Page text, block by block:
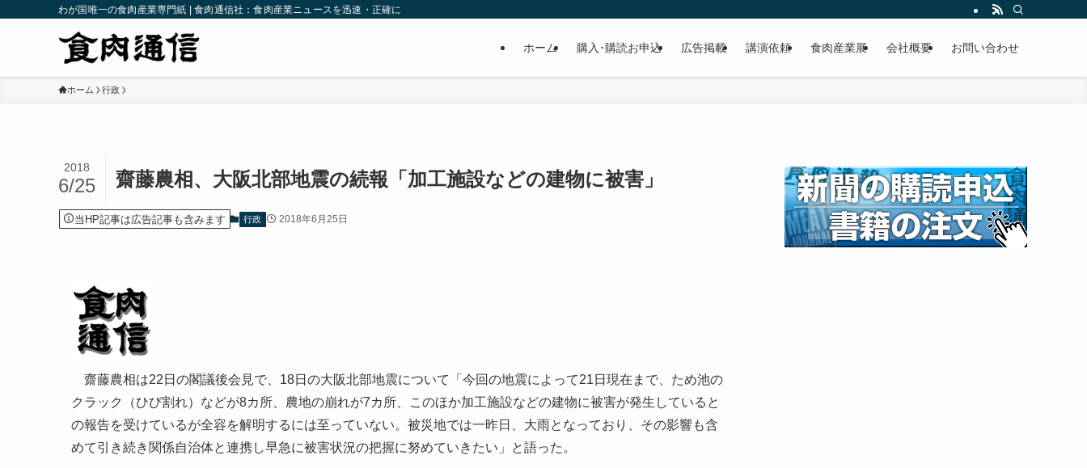
わが国唯一の食肉産業専門紙 | 食肉通信社：食肉産業ニュースを迅速・正確に
ホーム 購入･購読お申込 広告掲載 講演依頼 食肉産業展 会社概要 お問い合わせ
ホーム 行政
齋藤農相、大阪北部地震の続報「加工施設などの建物に被害」
2018
6/25
当HP記事は広告記事も含みます 行政 2018年6月25日
齋藤農相は22日の閣議後会見で、18日の大阪北部地震について「今回の地震によって21日現在まで、ため池の
クラック（ひび割れ）などが8カ所、農地の崩れが7カ所、このほか加工施設などの建物に被害が発生していると
の報告を受けているが全容を解明するには至っていない。被災地では一昨日、大雨となっており、その影響も含
めて引き続き関係自治体と連携し早急に被害状況の把握に努めていきたい」と語った。